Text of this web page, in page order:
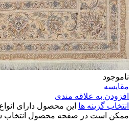
ناموجود
مقایسه
افزودن به علاقه مندی
انتخاب گزینه ها این محصول دارای
ممکن است در صفحه محصول انتخاب